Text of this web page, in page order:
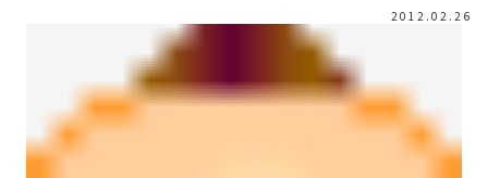
2012.02.26